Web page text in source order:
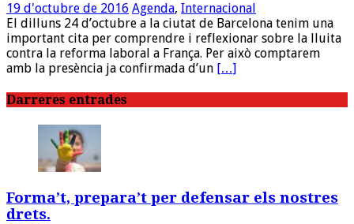
19 d'octubre de 2016 Agenda, Internacional
El dilluns 24 d’octubre a la ciutat de Barcelona tenim una
important cita per comprendre i reflexionar sobre la lluita
contra la reforma laboral a França. Per això comptarem
amb la presència ja confirmada d’un […]
Darreres entrades
Forma’t, prepara’t per defensar els nostres
drets.